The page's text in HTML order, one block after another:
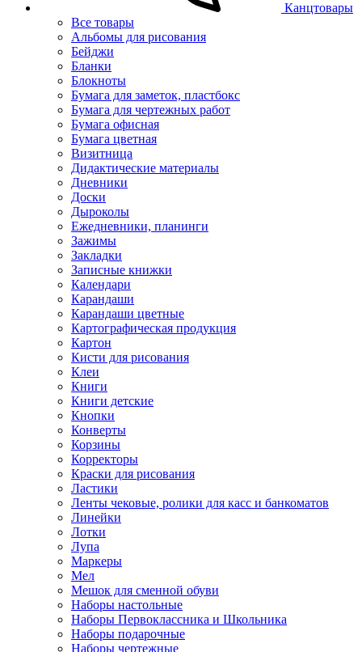
Канцтовары
Все товары
Альбомы для рисования
Бейджи
Бланки
Блокноты
Бумага для заметок, пластбокс
Бумага для чертежных работ
Бумага офисная
Бумага цветная
Визитница
Дидактические материалы
Дневники
Доски
Дыроколы
Ежедневники, планинги
Зажимы
Закладки
Записные книжки
Календари
Карандаши
Карандаши цветные
Картографическая продукция
Картон
Кисти для рисования
Клеи
Книги
Книги детские
Кнопки
Конверты
Корзины
Корректоры
Краски для рисования
Ластики
Ленты чековые, ролики для касс и банкоматов
Линейки
Лотки
Лупа
Маркеры
Мел
Мешок для сменной обуви
Наборы настольные
Наборы Первоклассника и Школьника
Наборы подарочные
Наборы чертежные